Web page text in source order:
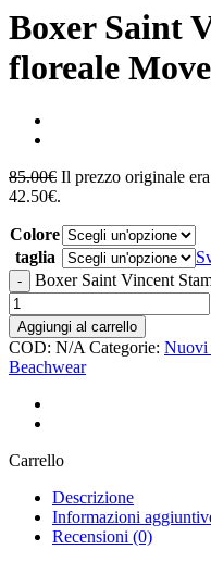
Boxer Saint
floreale Move
85.00€ Il prezzo originale
42.50€.
Colore
taglia
Boxer Saint Vincent
Aggiungi al carrello
COD: N/A Categorie:
Beachwear
Carrello
Descrizione
Informazioni
Recensioni (0)